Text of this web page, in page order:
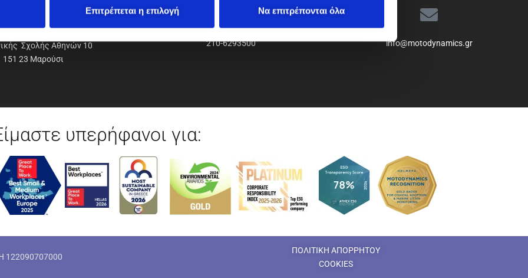
Επιτρέπεται η επιλογή Να επιτρέπονται όλα
Α.Ε.Ε.
Σχολής Αθηνών 10
151 23 Μαρούσι
210-6293500 info@motodynamics.gr
υπερήφανοι για:
122090707000
ΠΟΛΙΤΙΚΗ ΑΠΟΡΡΗΤΟΥ
COOKIES